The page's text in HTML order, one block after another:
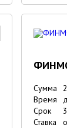
Сумма
Время
Срок
Ставка